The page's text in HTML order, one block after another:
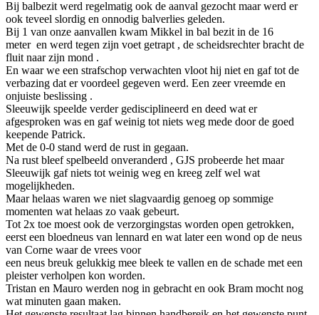
Bij balbezit werd regelmatig ook de aanval gezocht maar werd er
ook teveel slordig en onnodig balverlies geleden.
Bij 1 van onze aanvallen kwam Mikkel in bal bezit in de 16
meter en werd tegen zijn voet getrapt , de scheidsrechter bracht de
fluit naar zijn mond .
En waar we een strafschop verwachten vloot hij niet en gaf tot de
verbazing dat er voordeel gegeven werd. Een zeer vreemde en
onjuiste beslissing .
Sleeuwijk speelde verder gedisciplineerd en deed wat er
afgesproken was en gaf weinig tot niets weg mede door de goed
keepende Patrick.
Met de 0-0 stand werd de rust in gegaan.
Na rust bleef spelbeeld onveranderd , GJS probeerde het maar
Sleeuwijk gaf niets tot weinig weg en kreeg zelf wel wat
mogelijkheden.
Maar helaas waren we niet slagvaardig genoeg op sommige
momenten wat helaas zo vaak gebeurt.
Tot 2x toe moest ook de verzorgingstas worden open getrokken,
eerst een bloedneus van lennard en wat later een wond op de neus
van Corne waar de vrees voor
een neus breuk gelukkig mee bleek te vallen en de schade met een
pleister verholpen kon worden.
Tristan en Mauro werden nog in gebracht en ook Bram mocht nog
wat minuten gaan maken.